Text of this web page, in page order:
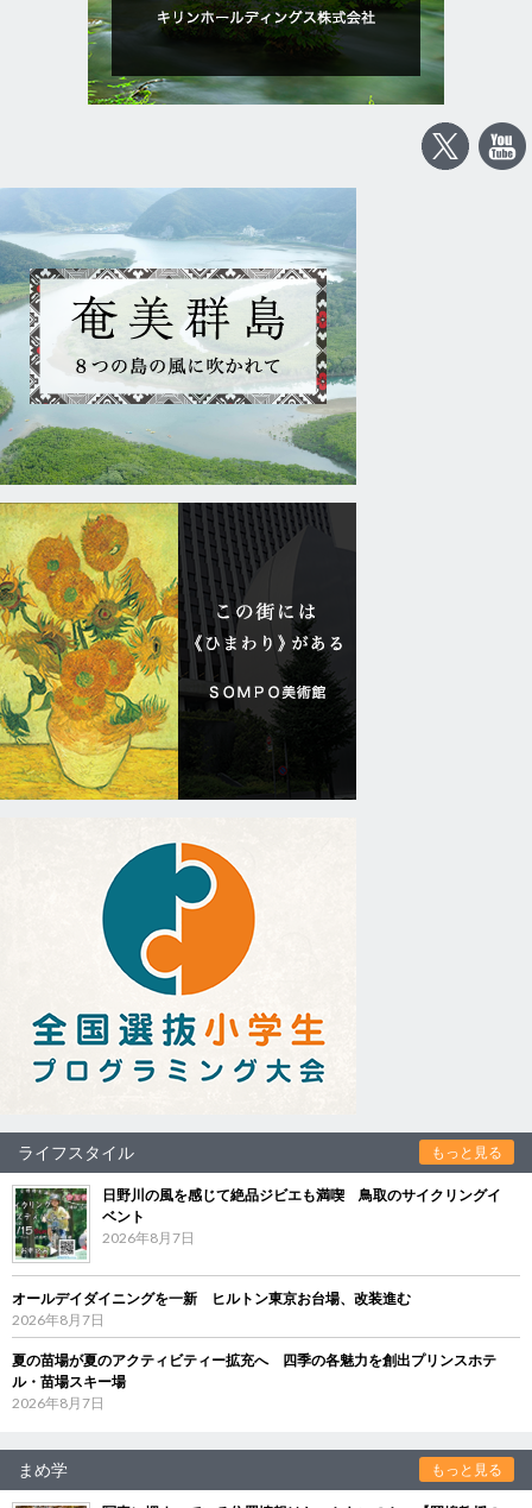
ライフスタイル もっと見る
日野川の風を感じて絶品ジビエも満喫 鳥取のサイクリングイ
ベント
2026年8月7日
オールデイダイニングを一新 ヒルトン東京お台場、改装進む
2026年8月7日
夏の苗場が夏のアクティビティー拡充へ 四季の各魅力を創出プリンスホテ
ル・苗場スキー場
2026年8月7日
まめ学 もっと見る